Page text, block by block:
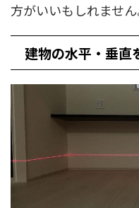
方がいいもしれません
建物の水平・垂直